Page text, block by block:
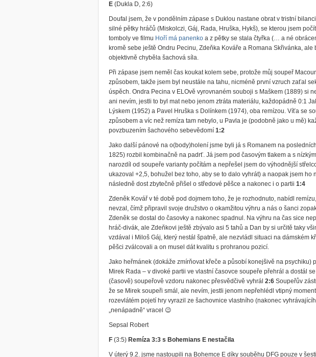
E (Dukla D, 2:6)
Doufal jsem, že v pondělním zápase s Duklou nastane obrat v tristní
silné pětky hráčů (Miskolczi, Gáj, Rada, Hruška, Hykš), se kterou jsem
tomboly ve filmu Hoří má panenko a z pětky se stala čtyřka (… a né
kromě sebe ještě Ondru Pecinu, Zdeňka Kováře a Romana Skřivánka,
objektivně chyběla šachová síla.
Při zápase jsem neměl čas koukat kolem sebe, protože můj soupeř
způsobem, takže jsem byl neustále na tahu, nicméně první vzruch zaťal
úspěch. Ondra Pecina v ELOvě vyrovnaném souboji s Maškem (1889) si
ani nevím, jestli to byl mat nebo jenom ztráta materiálu, každopádně 0:1
Lýskem (1952) a Pavel Hruška s Dolínkem (1974), oba remízou. Víťa se
způsobem a víc než remíza tam nebylo, u Pavla je (podobně jako u mě)
povzbuzením šachového sebevědomí 1:2
Jako další pánové na o(body)holení jsme byli já s Romanem na
1825) rozbil kombinačně na padrť. Já jsem pod časovým tlakem a s
narozdíl od soupeře varianty počítám a nepřešel jsem do výhodnější
ukazoval +2,5, bohužel bez toho, aby se to dalo vyhrát) a naopak jsem ho
následně dost zbytečně přišel o středové pěšce a nakonec i o partii 1:4
Zdeněk Kovář v té době pod dojmem toho, že je rozhodnuto, nabídl
nevzal, čímž připravil svoje družstvo o okamžitou výhru a nás o šanci
Zdeněk se dostal do časovky a nakonec spadnul. Na výhru na čas sice
hráč-divák, ale Zdeňkovi ještě zbývalo asi 5 tahů a Dan by si určitě taky
vzdával i Miloš Gáj, který nestál špatně, ale nezvládl situaci na dámském
pěšci zválcovali a on musel dát kvalitu s prohranou pozicí.
Jako heřmánek (dokáže zmírňovat křeče a působí konejšivě na psychiku)
Mirek Rada – v divoké partii ve vlastní časovce soupeře přehrál a dostál
(časově) soupeřově vzdoru nakonec přesvědčivě vyhrál 2:6 Soupeřův
že se Mirek soupeři smál, ale nevím, jestli jenom nepřehlédl vtipný
rozevlátém pojetí hry vyrazil ze šachovnice vlastního (nakonec
„nenápadně“ vracel 😉
Sepsal Robert
F (3:5) Remíza 3:3 s Bohemians E nestačila
V úterý 9.2. jsme nastoupili na Bohemce E díky souběhu DFG pouze v